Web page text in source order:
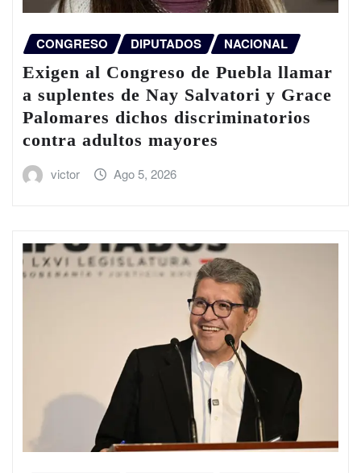
CONGRESO DIPUTADOS NACIONAL
Exigen al Congreso de Puebla llamar
a suplentes de Nay Salvatori y Grace
Palomares dichos discriminatorios
contra adultos mayores
victor Ago 5, 2026